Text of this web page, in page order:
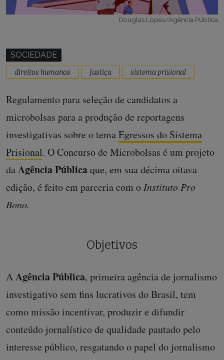
Douglas Lopes/Agência Pública
SOCIEDADE
direitos humanos Justiça sistema prisional
Regulamento para seleção de candidatos a
microbolsas para a produção de reportagens
investigativas sobre o temaEgressos do Sistema
Prisional. O Concurso de Microbolsas é um projeto
daAgência Públicaque, em sua décima oitava
edição, é feito em parceria com o Instituto Pro
Bono.
Objetivos
AAgência Pública, primeira agência de jornalismo
investigativo sem fins lucrativos do Brasil, tem
como missão incentivar, produzir e difundir
conteúdo jornalístico de qualidade pautado pelo
interesse público, resgatando o papel do jornalismo